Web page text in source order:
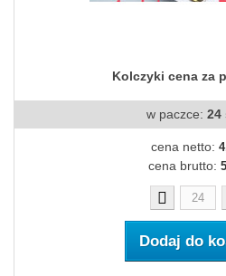
Kolczyki cena za
w paczce: 24
cena netto:
cena brutto:
Dodaj do